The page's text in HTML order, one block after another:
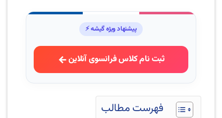
پیشنهاد ویژه گیشه ⚡
ثبت نام کلاس فرانسوی آنلاین
فهرست مطالب